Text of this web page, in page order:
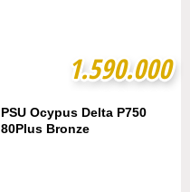
1.590.000
1.590.000
PSU Ocypus Delta P750
80Plus Bronze